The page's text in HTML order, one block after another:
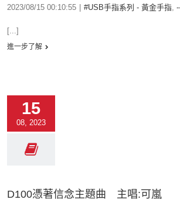
2023/08/15 00:10:55 #USB手指系列 - 黃金手指,
[...]
進一步了解
15
08, 2023
D100憑著信念主題曲 主唱:可嵐